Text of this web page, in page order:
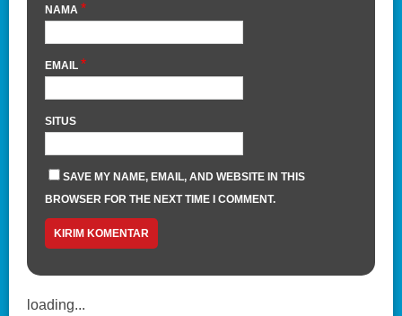
NAMA *
EMAIL *
SITUS
SAVE MY NAME, EMAIL, AND WEBSITE IN THIS
BROWSER FOR THE NEXT TIME I COMMENT.
loading...